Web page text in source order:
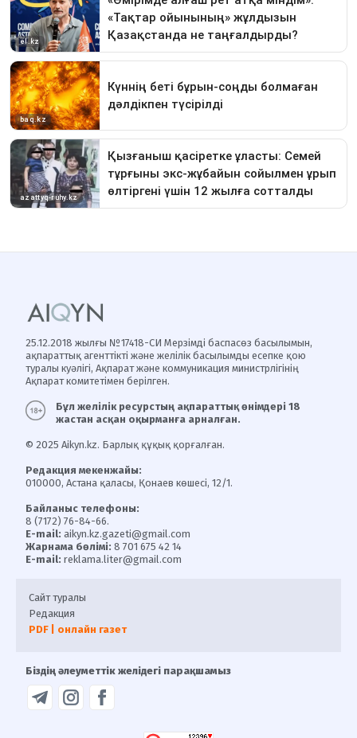
25.12.2018 жылғы №17418-СИ Мерзімді баспасөз басылымын,
ақпараттық агенттікті және желілік басылымды есепке қою
туралы куәлігі, Ақпарат және коммуникация министрлігінің
Ақпарат комитетімен берілген.
Бұл желілік ресурстың ақпараттық өнімдері 18
жастан асқан оқырманға арналған.
© 2025 Aikyn.kz. Барлық құқық қорғалған.
Редакция мекенжайы:
010000, Астана қаласы, Қонаев көшесі, 12/1.
Байланыс телефоны:
8 (7172) 76-84-66.
E-mail: aikyn.kz.gazeti@gmail.com
Жарнама бөлімі: 8 701 675 42 14
E-mail: reklama.liter@gmail.com
Сайт туралы
Редакция
PDF | онлайн газет
Біздің әлеуметтік желідегі парақшамыз